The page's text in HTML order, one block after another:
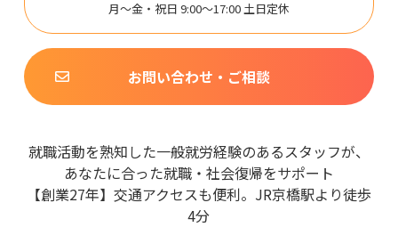
月～金・祝日 9:00～17:00 土日定休
お問い合わせ・ご相談
就職活動を熟知した一般就労経験のあるスタッフが、
あなたに合った就職・社会復帰をサポート
【創業27年】交通アクセスも便利。JR京橋駅より徒歩
4分